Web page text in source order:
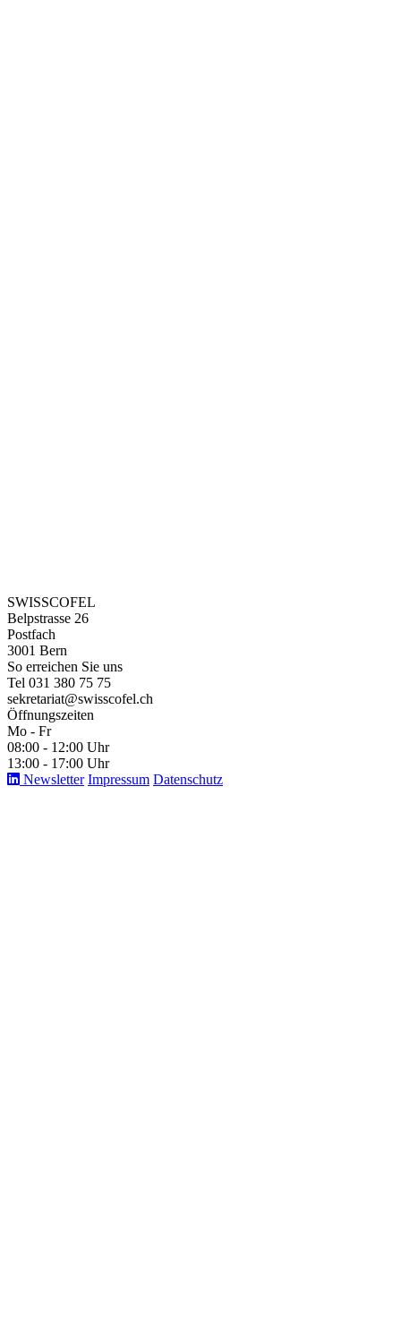
SWISSCOFEL
Belpstrasse 26
Postfach
3001 Bern
So erreichen Sie uns
Tel 031 380 75 75
sekretariat@swisscofel.ch
Öffnungszeiten
Mo - Fr
08:00 - 12:00 Uhr
13:00 - 17:00 Uhr
Newsletter Impressum Datenschutz